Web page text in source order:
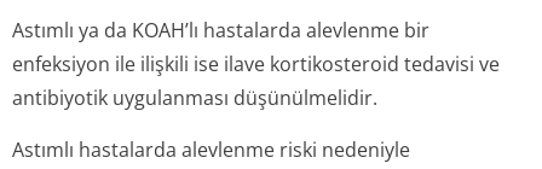
Astımlı ya da KOAH’lı hastalarda alevlenme bir
enfeksiyon ile ilişkili ise ilave kortikosteroid tedavisi ve
antibiyotik uygulanması düşünülmelidir.
Astımlı hastalarda alevlenme riski nedeniyle